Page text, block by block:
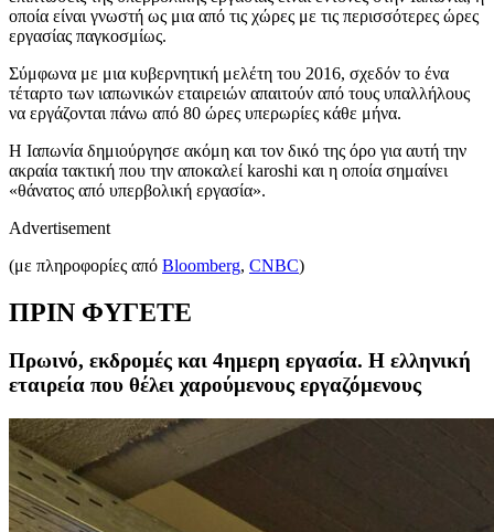
οποία είναι γνωστή ως μια από τις χώρες με τις περισσότερες ώρες
εργασίας παγκοσμίως.
Σύμφωνα με μια κυβερνητική μελέτη του 2016, σχεδόν το ένα
τέταρτο των ιαπωνικών εταιρειών απαιτούν από τους υπαλλήλους
να εργάζονται πάνω από 80 ώρες υπερωρίες κάθε μήνα.
Η Ιαπωνία δημιούργησε ακόμη και τον δικό της όρο για αυτή την
ακραία τακτική που την αποκαλεί karoshi και η οποία σημαίνει
«θάνατος από υπερβολική εργασία».
Advertisement
(με πληροφορίες από Bloomberg, CNBC)
ΠΡΙΝ ΦΥΓΕΤΕ
Πρωινό, εκδρομές και 4ημερη εργασία. Η ελληνική
εταιρεία που θέλει χαρούμενους εργαζόμενους